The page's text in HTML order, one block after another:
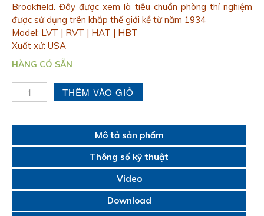
Brookfield. Đây được xem là tiêu chuẩn phòng thí nghiệm
được sử dụng trên khắp thế giới kể từ năm 1934
Model: LVT | RVT | HAT | HBT
Xuất xứ: USA
HÀNG CÓ SẴN
THÊM VÀO GIỎ
Mô tả sản phẩm
Thông số kỹ thuật
Video
Download